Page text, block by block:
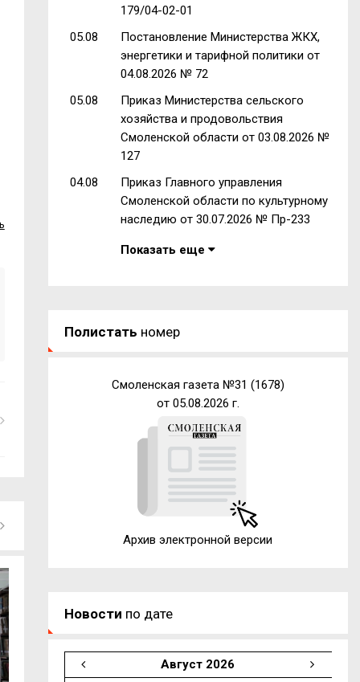
179/04-02-01
05.08
Постановление Министерства ЖКХ,
энергетики и тарифной политики от
04.08.2026 № 72
05.08
Приказ Министерства сельского
хозяйства и продовольствия
Смоленской области от 03.08.2026 №
127
04.08
Приказ Главного управления
Смоленской области по культурному
наследию от 30.07.2026 № Пр-233
Показать еще
Полистать номер
Смоленская газета №31 (1678)
от 05.08.2026 г.
Архив электронной версии
Новости по дате
Август 2026